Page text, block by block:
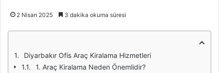
2 Nisan 2025 3 dakika okuma süresi
Diyarbakır Ofis Araç Kiralama Hizmetleri
1. Araç Kiralama Neden Önemlidir?